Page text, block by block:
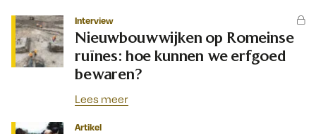
Interview
Nieuwbouwwijken op Romeinse
ruïnes: hoe kunnen we erfgoed
bewaren?
Lees meer
Artikel